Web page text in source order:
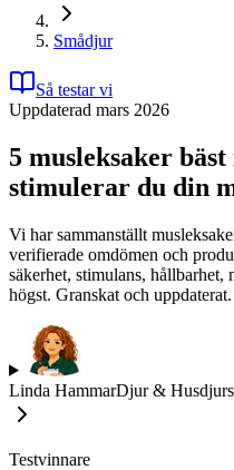
Smådjur
Så testar vi
Uppdaterad mars 2026
5 musleksaker bäst
stimulerar du din
Vi har sammanställt
verifierade omdömen och
säkerhet, stimulans,
högst. Granskat och uppdaterat.
Linda HammarDjur &
Testvinnare